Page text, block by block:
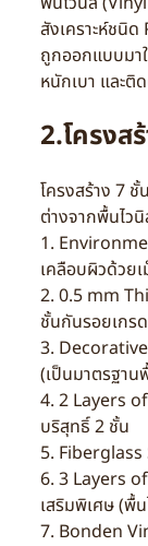
สังเคราะห์ชนิ
ถูกออกแบบมา
หนักเบา และติ
2.โครงส
โครงสร้าง 7
ต่างจากพื้นไว
1.
เคลือบผิวด้วย
2. 0.5 mm
ชั้นกันรอยเกร
3.
(เป็นมาตรฐาน
4. 2 Layers
บริสุทธิ์ 2 ชั้น
5. Fiberglass
6. 3 Layers
เสริมพิเศษ (พื้
7. Bonden